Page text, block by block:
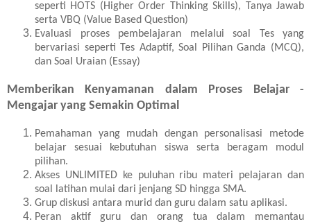
seperti HOTS (Higher Order Thinking Skills), Tanya Jawab
serta VBQ (Value Based Question)
Evaluasi proses pembelajaran melalui soal Tes yang
bervariasi seperti Tes Adaptif, Soal Pilihan Ganda (MCQ),
dan Soal Uraian (Essay)
Memberikan Kenyamanan dalam Proses Belajar -
Mengajar yang Semakin Optimal
Pemahaman yang mudah dengan personalisasi metode
belajar sesuai kebutuhan siswa serta beragam modul
pilihan.
Akses UNLIMITED ke puluhan ribu materi pelajaran dan
soal latihan mulai dari jenjang SD hingga SMA.
Grup diskusi antara murid dan guru dalam satu aplikasi.
Peran aktif guru dan orang tua dalam memantau